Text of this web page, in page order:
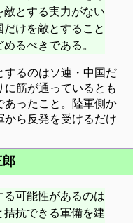
とする実力がない
けを敵とすること
るべきである。
するのはソ連・中国だ
筋が通っているとも
あったこと。陸軍側か
から反発を受けるだけ
郎
可能性があるのは
抗できる軍備を建